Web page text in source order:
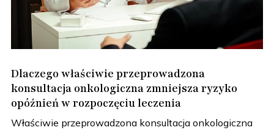
Dlaczego właściwie przeprowadzona
konsultacja onkologiczna zmniejsza ryzyko
opóźnień w rozpoczęciu leczenia
Właściwie przeprowadzona konsultacja onkologiczna